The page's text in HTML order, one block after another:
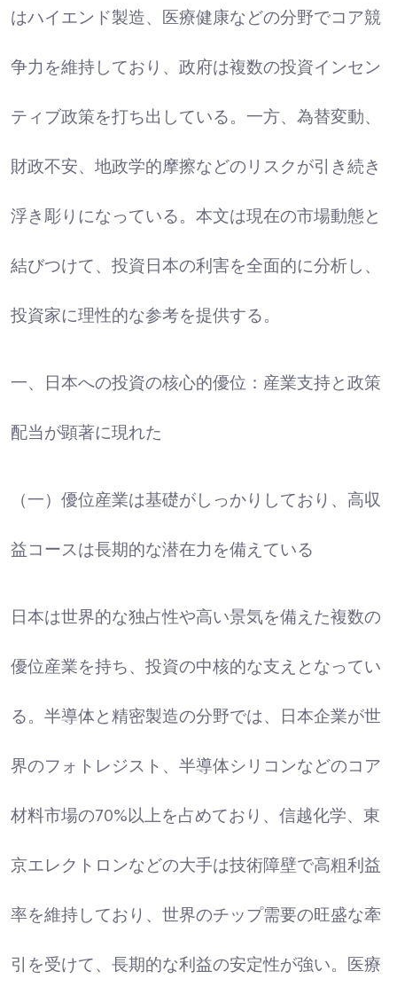
はハイエンド製造、医療健康などの分野でコア競
争力を維持しており、政府は複数の投資インセン
ティブ政策を打ち出している。一方、為替変動、
財政不安、地政学的摩擦などのリスクが引き続き
浮き彫りになっている。本文は現在の市場動態と
結びつけて、投資日本の利害を全面的に分析し、
投資家に理性的な参考を提供する。
一、日本への投資の核心的優位：産業支持と政策
配当が顕著に現れた
（一）優位産業は基礎がしっかりしており、高収
益コースは長期的な潜在力を備えている
日本は世界的な独占性や高い景気を備えた複数の
優位産業を持ち、投資の中核的な支えとなってい
る。半導体と精密製造の分野では、日本企業が世
界のフォトレジスト、半導体シリコンなどのコア
材料市場の70%以上を占めており、信越化学、東
京エレクトロンなどの大手は技術障壁で高粗利益
率を維持しており、世界のチップ需要の旺盛な牽
引を受けて、長期的な利益の安定性が強い。医療